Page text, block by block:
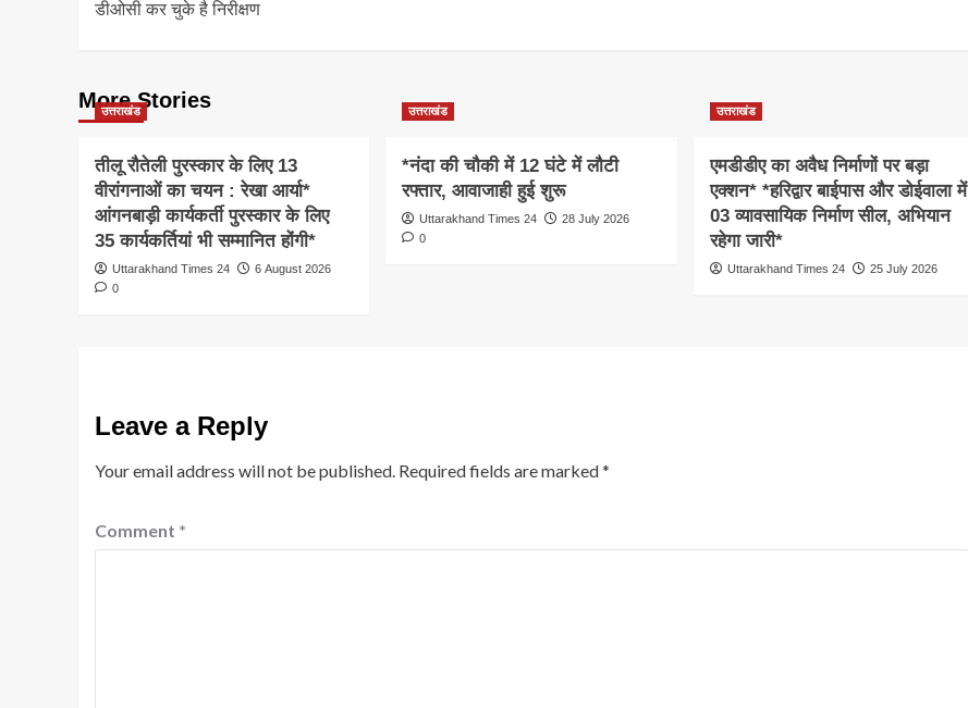
डीओसी कर चुके है निरीक्षण
More Stories
उत्तराखंड
तीलू रौतेली पुरस्कार के लिए 13
वीरांगनाओं का चयन : रेखा आर्या*
आंगनबाड़ी कार्यकर्ती पुरस्कार के लिए
35 कार्यकर्तियां भी सम्मानित होंगी*
Uttarakhand Times 24
6 August 2026
0
उत्तराखंड
*नंदा की चौकी में 12 घंटे में लौटी
रफ्तार, आवाजाही हुई शुरू
Uttarakhand Times 24
28 July 2026
0
उत्तराखंड
एमडीडीए का अवैध निर्माणों पर बड़ा
एक्शन* *हरिद्वार बाईपास और डोईवाला में
03 व्यावसायिक निर्माण सील, अभियान
रहेगा जारी*
Uttarakhand Times 24 25 July 2026
Leave a Reply
Your email address will not be published. Required fields are marked*
Comment *